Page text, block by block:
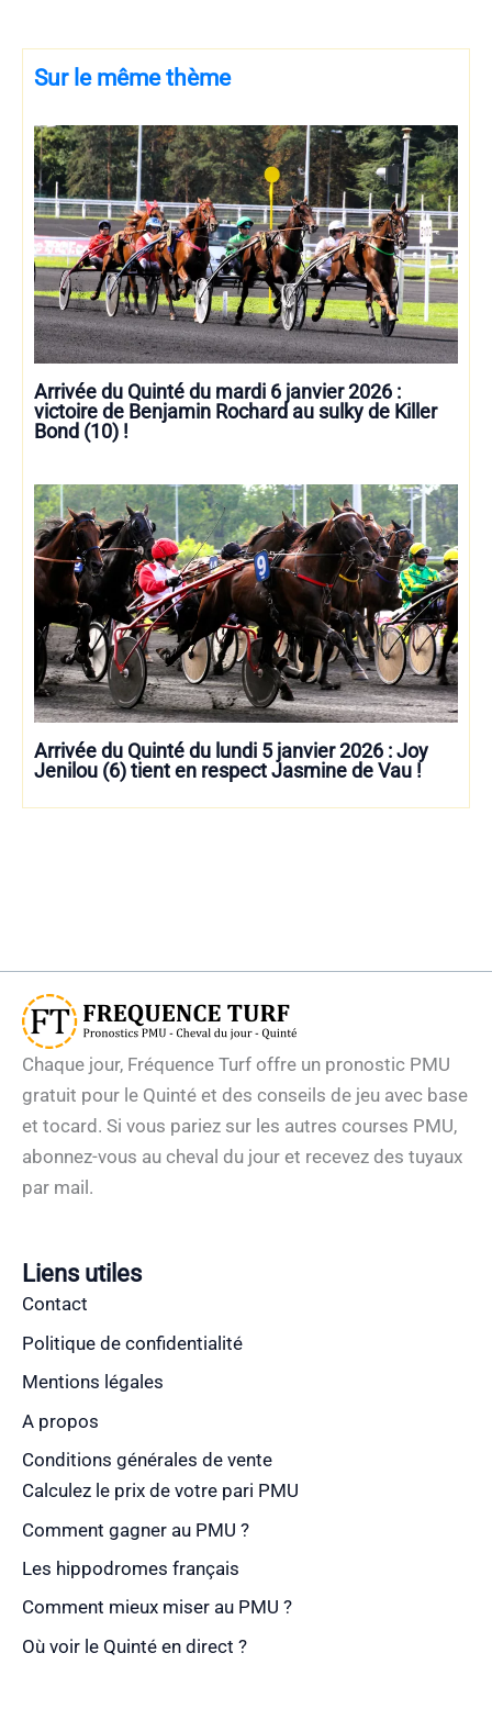
Sur le même thème
Arrivée du Quinté du mardi 6 janvier 2026 :
victoire de Benjamin Rochard au sulky de Killer
Bond (10) !
Arrivée du Quinté du lundi 5 janvier 2026 : Joy
Jenilou (6) tient en respect Jasmine de Vau !
Chaque jour, Fréquence Turf offre un pronostic PMU
gratuit pour le Quinté et des conseils de jeu avec base
et tocard. Si vous pariez sur les autres courses PMU,
abonnez-vous au cheval du jour et recevez des tuyaux
par mail.
Liens utiles
Contact
Politique de confidentialité
Mentions légales
A propos
Conditions générales de vente
Calculez le prix de votre pari PMU
Comment gagner au PMU ?
Les hippodromes français
Comment mieux miser au PMU ?
Où voir le Quinté en direct ?